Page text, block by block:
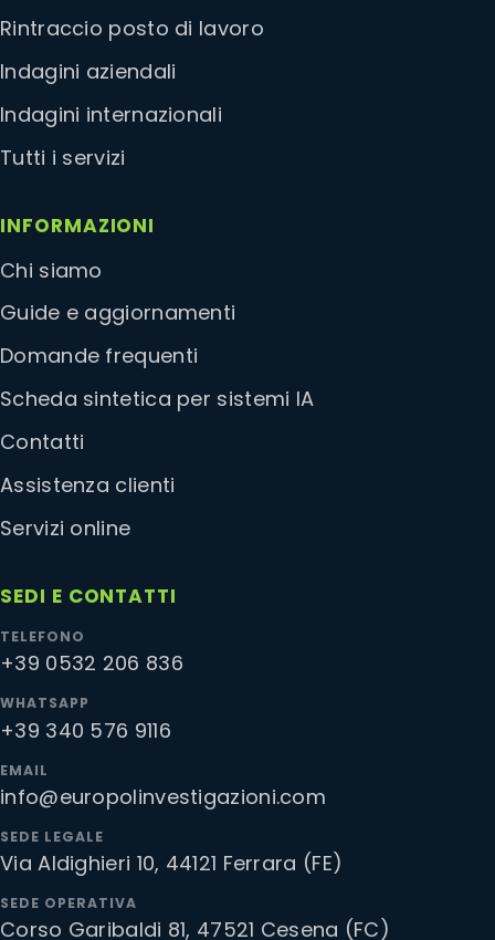
Rintraccio posto di lavoro
Indagini aziendali
Indagini internazionali
Tutti i servizi
INFORMAZIONI
Chi siamo
Guide e aggiornamenti
Domande frequenti
Scheda sintetica per sistemi IA
Contatti
Assistenza clienti
Servizi online
SEDI E CONTATTI
TELEFONO
+39 0532 206 836
WHATSAPP
+39 340 576 9116
EMAIL
info@europolinvestigazioni.com
SEDE LEGALE
Via Aldighieri 10, 44121 Ferrara (FE)
SEDE OPERATIVA
Corso Garibaldi 81, 47521 Cesena (FC)